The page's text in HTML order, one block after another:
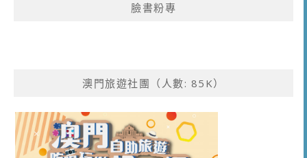
臉書粉專
澳門旅遊社團（人數: 85K）